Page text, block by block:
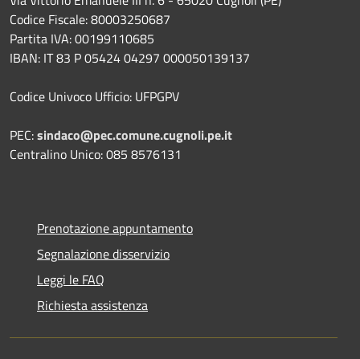
Codice Fiscale: 80003250687
Partita IVA: 00199110685
IBAN: IT 83 P 05424 04297 000050139137
Codice Univoco Ufficio: UFPGPV
PEC:sindaco@pec.comune.cugnoli.pe.it
Centralino Unico: 085 8576131
Prenotazione appuntamento
Segnalazione disservizio
Leggi le FAQ
Richiesta assistenza